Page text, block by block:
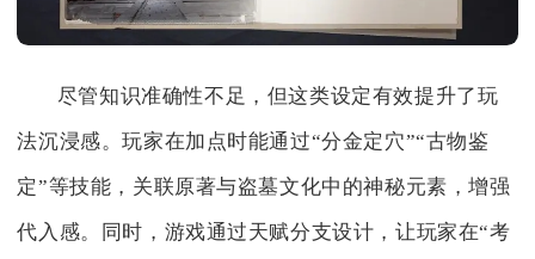
尽管知识准确性不足，但这类设定有效提升了玩
法沉浸感。玩家在加点时能通过“分金定穴”“古物鉴
定”等技能，关联原著与盗墓文化中的神秘元素，增强
代入感。同时，游戏通过天赋分支设计，让玩家在“考